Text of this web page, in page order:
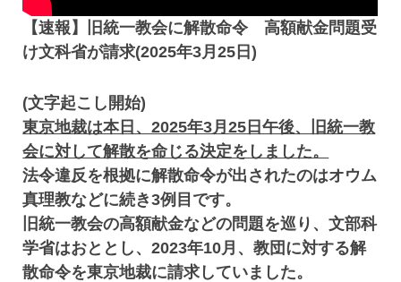
【速報】旧統一教会に解散命令 高額献金問題受
け文科省が請求(2025年3月25日)
(文字起こし開始)
東京地裁は本日、2025年3月25日午後、旧統一教
会に対して解散を命じる決定をしました。
法令違反を根拠に解散命令が出されたのはオウム
真理教などに続き3例目です。
旧統一教会の高額献金などの問題を巡り、文部科
学省はおととし、2023年10月、教団に対する解
散命令を東京地裁に請求していました。